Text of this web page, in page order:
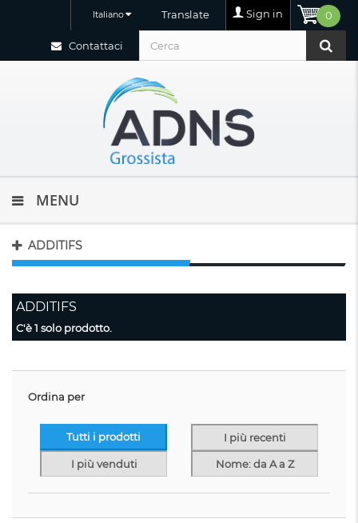
0
Sign in
Translate
Italiano
Contattaci
MENU
ADDITIFS
ADDITIFS
C'è 1 solo prodotto.
Ordina per
Tutti i prodotti I più recenti
I più venduti Nome: da A a Z